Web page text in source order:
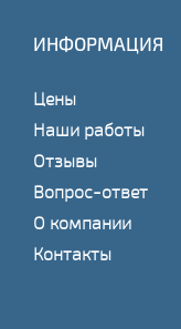
ИНФОРМАЦИЯ
Цены
Наши работы
Отзывы
Вопрос-ответ
О компании
Контакты